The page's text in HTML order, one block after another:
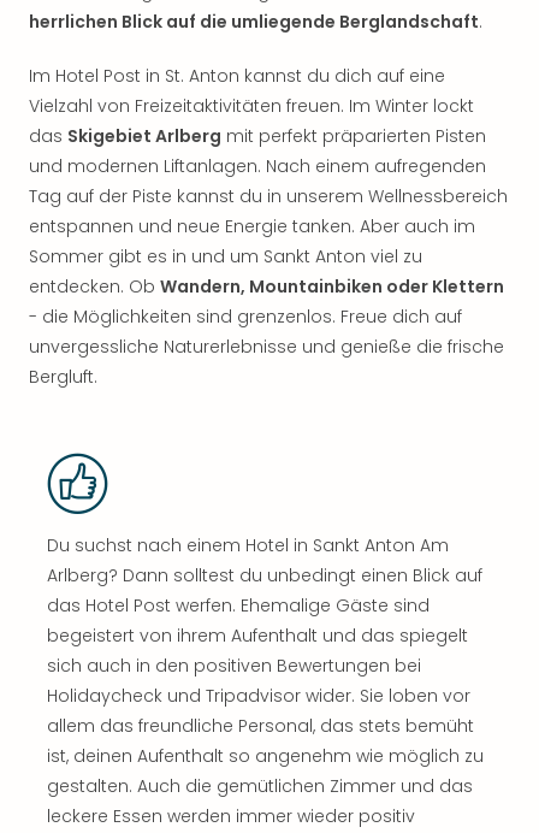
herrlichen Blick auf die umliegende Berglandschaft.
Im Hotel Post in St. Anton kannst du dich auf eine
Vielzahl von Freizeitaktivitäten freuen. Im Winter lockt
das Skigebiet Arlberg mit perfekt präparierten Pisten
und modernen Liftanlagen. Nach einem aufregenden
Tag auf der Piste kannst du in unserem Wellnessbereich
entspannen und neue Energie tanken. Aber auch im
Sommer gibt es in und um Sankt Anton viel zu
entdecken. Ob Wandern, Mountainbiken oder Klettern
- die Möglichkeiten sind grenzenlos. Freue dich auf
unvergessliche Naturerlebnisse und genieße die frische
Bergluft.
Du suchst nach einem Hotel in Sankt Anton Am
Arlberg? Dann solltest du unbedingt einen Blick auf
das Hotel Post werfen. Ehemalige Gäste sind
begeistert von ihrem Aufenthalt und das spiegelt
sich auch in den positiven Bewertungen bei
Holidaycheck und Tripadvisor wider. Sie loben vor
allem das freundliche Personal, das stets bemüht
ist, deinen Aufenthalt so angenehm wie möglich zu
gestalten. Auch die gemütlichen Zimmer und das
leckere Essen werden immer wieder positiv